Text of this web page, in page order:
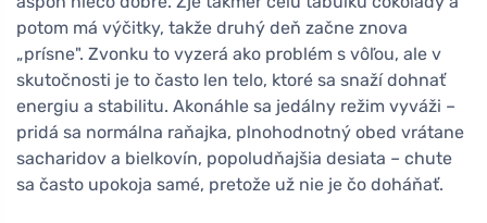
potom má výčitky, takže druhý deň začne znova
„prísne". Zvonku to vyzerá ako problém s vôľou, ale v
skutočnosti je to často len telo, ktoré sa snaží dohnať
energiu a stabilitu. Akonáhle sa jedálny režim vyváži –
pridá sa normálna raňajka, plnohodnotný obed vrátane
sacharidov a bielkovín, popoludňajšia desiata – chute
sa často upokoja samé, pretože už nie je čo doháňať.